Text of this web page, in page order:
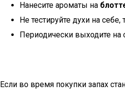
Нанесите ароматы на
Не тестируйте духи на
Периодически выходите на
Если во время покупки запах